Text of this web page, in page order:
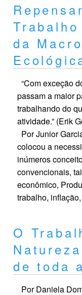
da
“Com exceção
passam a maior
trabalhando do
atividade.” (Erik
Por Junior
colocou a
inúmeros
convencionais,
econômico,
trabalho,
O
de toda
Por Daniela